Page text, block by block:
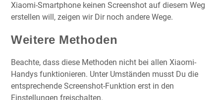
Xiaomi-Smartphone keinen Screenshot auf diesem Weg
erstellen will, zeigen wir Dir noch andere Wege.
Weitere Methoden
Beachte, dass diese Methoden nicht bei allen Xiaomi-
Handys funktionieren. Unter Umständen musst Du die
entsprechende Screenshot-Funktion erst in den
Einstellungen freischalten.